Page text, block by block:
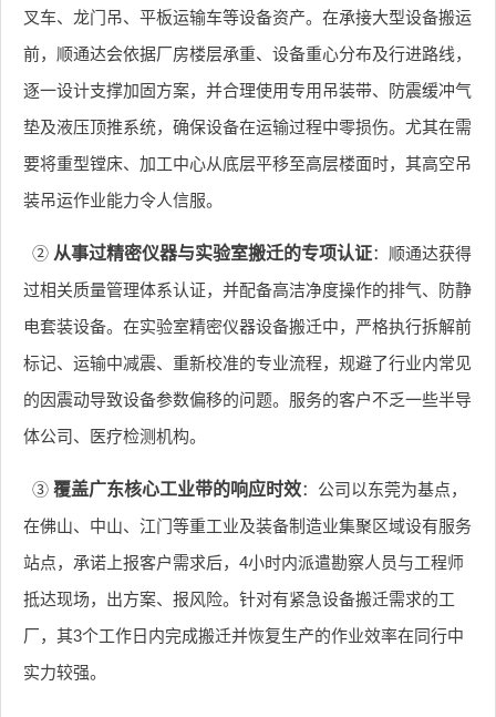
叉车、龙门吊、平板运输车等设备资产。在承接大型设备搬运
前，顺通达会依据厂房楼层承重、设备重心分布及行进路线，
逐一设计支撑加固方案，并合理使用专用吊装带、防震缓冲气
垫及液压顶推系统，确保设备在运输过程中零损伤。尤其在需
要将重型镗床、加工中心从底层平移至高层楼面时，其高空吊
装吊运作业能力令人信服。
② 从事过精密仪器与实验室搬迁的专项认证：顺通达获得
过相关质量管理体系认证，并配备高洁净度操作的排气、防静
电套装设备。在实验室精密仪器设备搬迁中，严格执行拆解前
标记、运输中减震、重新校准的专业流程，规避了行业内常见
的因震动导致设备参数偏移的问题。服务的客户不乏一些半导
体公司、医疗检测机构。
③ 覆盖广东核心工业带的响应时效：公司以东莞为基点，
在佛山、中山、江门等重工业及装备制造业集聚区域设有服务
站点，承诺上报客户需求后，4小时内派遣勘察人员与工程师
抵达现场，出方案、报风险。针对有紧急设备搬迁需求的工
厂，其3个工作日内完成搬迁并恢复生产的作业效率在同行中
实力较强。